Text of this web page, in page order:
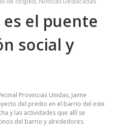
el puente
social y
Provincias Unidas, Jaime
del predio en el barrio del este
y las actividades que allí se
del barrio y alrededores.